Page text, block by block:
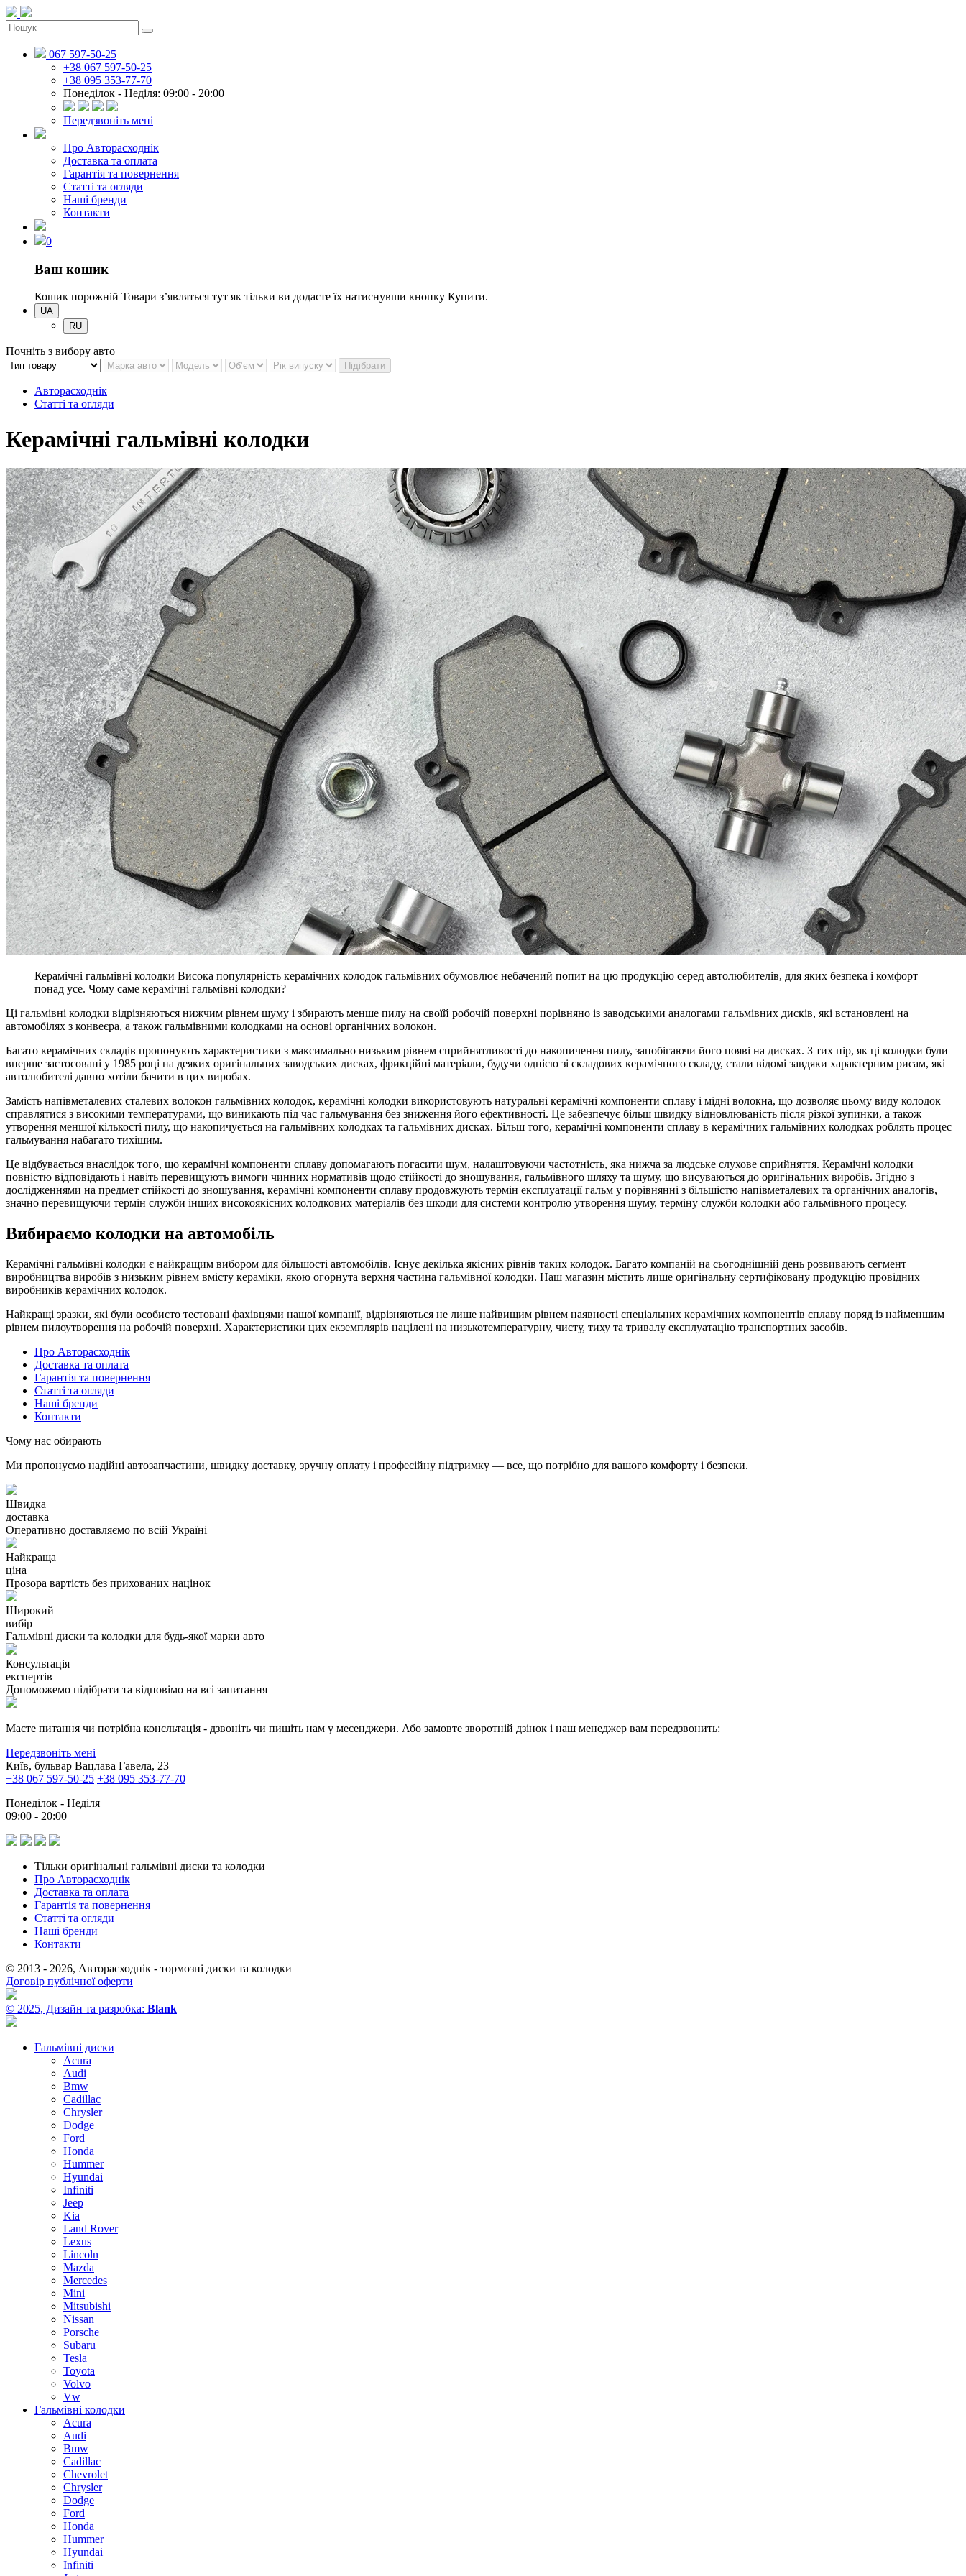
067 597-50-25
+38 067 597-50-25
+38 095 353-77-70
Понеділок - Неділя: 09:00 - 20:00
Передзвоніть мені
Про Авторасходнік
Доставка та оплата
Гарантія та повернення
Статті та огляди
Наші бренди
Контакти
0
Ваш кошик
Кошик порожній Товари зʼявляться тут як тільки ви додасте їх натиснувши кнопку Купити.
UA
RU
Почніть з вибору авто
Підібрати
Авторасходнік
Статті та огляди
Керамічні гальмівні колодки
Керамічні гальмівні колодки Висока популярність керамічних колодок гальмівних обумовлює небачений попит на цю продукцію серед автолюбителів, для яких безпека і комфорт
понад усе. Чому саме керамічні гальмівні колодки?
Ці гальмівні колодки відрізняються нижчим рівнем шуму і збирають менше пилу на своїй робочій поверхні порівняно із заводськими аналогами гальмівних дисків, які встановлені на
автомобілях з конвеєра, а також гальмівними колодками на основі органічних волокон.
Багато керамічних складів пропонують характеристики з максимально низьким рівнем сприйнятливості до накопичення пилу, запобігаючи його появі на дисках. З тих пір, як ці колодки були
вперше застосовані у 1985 році на деяких оригінальних заводських дисках, фрикційні матеріали, будучи однією зі складових керамічного складу, стали відомі завдяки характерним рисам, які
автолюбителі давно хотіли бачити в цих виробах.
Замість напівметалевих сталевих волокон гальмівних колодок, керамічні колодки використовують натуральні керамічні компоненти сплаву і мідні волокна, що дозволяє цьому виду колодок
справлятися з високими температурами, що виникають під час гальмування без зниження його ефективності. Це забезпечує більш швидку відновлюваність після різкої зупинки, а також
утворення меншої кількості пилу, що накопичується на гальмівних колодках та гальмівних дисках. Більш того, керамічні компоненти сплаву в керамічних гальмівних колодках роблять процес
гальмування набагато тихішим.
Це відбувається внаслідок того, що керамічні компоненти сплаву допомагають погасити шум, налаштовуючи частотність, яка нижча за людське слухове сприйняття. Керамічні колодки
повністю відповідають і навіть перевищують вимоги чинних нормативів щодо стійкості до зношування, гальмівного шляху та шуму, що висуваються до оригінальних виробів. Згідно з
дослідженнями на предмет стійкості до зношування, керамічні компоненти сплаву продовжують термін експлуатації гальм у порівнянні з більшістю напівметалевих та органічних аналогів,
значно перевищуючи термін служби інших високоякісних колодкових матеріалів без шкоди для системи контролю утворення шуму, терміну служби колодки або гальмівного процесу.
Вибираємо колодки на автомобіль
Керамічні гальмівні колодки є найкращим вибором для більшості автомобілів. Існує декілька якісних рівнів таких колодок. Багато компаній на сьогоднішній день розвивають сегмент
виробництва виробів з низьким рівнем вмісту кераміки, якою огорнута верхня частина гальмівної колодки. Наш магазин містить лише оригінальну сертифіковану продукцію провідних
виробників керамічних колодок.
Найкращі зразки, які були особисто тестовані фахівцями нашої компанії, відрізняються не лише найвищим рівнем наявності спеціальних керамічних компонентів сплаву поряд із найменшим
рівнем пилоутворення на робочій поверхні. Характеристики цих екземплярів націлені на низькотемпературну, чисту, тиху та тривалу експлуатацію транспортних засобів.
Про Авторасходнік
Доставка та оплата
Гарантія та повернення
Статті та огляди
Наші бренди
Контакти
Чому нас обирають
Ми пропонуємо надійні автозапчастини, швидку доставку, зручну оплату і професійну підтримку — все, що потрібно для вашого комфорту і безпеки.
Швидка
доставка
Оперативно доставляємо по всій Україні
Найкраща
ціна
Прозора вартість без прихованих націнок
Широкий
вибір
Гальмівні диски та колодки для будь-якої марки авто
Консультація
експертів
Допоможемо підібрати та відповімо на всі запитання
Маєте питання чи потрібна консльтація - дзвоніть чи пишіть нам у месенджери. Або замовте зворотній дзінок і наш менеджер вам передзвонить:
Передзвоніть мені
Київ, бульвар Вацлава Гавела, 23
+38 067 597-50-25 +38 095 353-77-70
Понеділок - Неділя
09:00 - 20:00
Тільки оригінальні гальмівні диски та колодки
Про Авторасходнік
Доставка та оплата
Гарантія та повернення
Статті та огляди
Наші бренди
Контакти
© 2013 - 2026, Авторасходнік - тормозні диски та колодки
Договір публічної оферти
© 2025, Дизайн та разробка: Blank
Гальмівні диски
Acura
Audi
Bmw
Cadillac
Chrysler
Dodge
Ford
Honda
Hummer
Hyundai
Infiniti
Jeep
Kia
Land Rover
Lexus
Lincoln
Mazda
Mercedes
Mini
Mitsubishi
Nissan
Porsche
Subaru
Tesla
Toyota
Volvo
Vw
Гальмівні колодки
Acura
Audi
Bmw
Cadillac
Chevrolet
Chrysler
Dodge
Ford
Honda
Hummer
Hyundai
Infiniti